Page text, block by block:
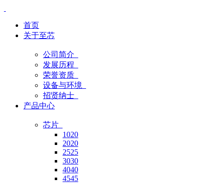
首页
关于至芯
公司简介
发展历程
荣誉资质
设备与环境
招贤纳士
产品中心
芯片
1020
2020
2525
3030
4040
4545